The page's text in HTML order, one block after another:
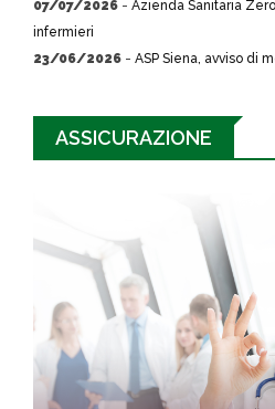
07/07/2026 - Azienda Sanitaria
infermieri
23/06/2026 - ASP Siena, avviso di
ASSICURAZIONE